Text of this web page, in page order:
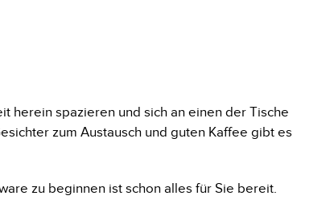
herein spazieren und sich an einen der Tische
zum Austausch und guten Kaffee gibt es
zu beginnen ist schon alles für Sie bereit.